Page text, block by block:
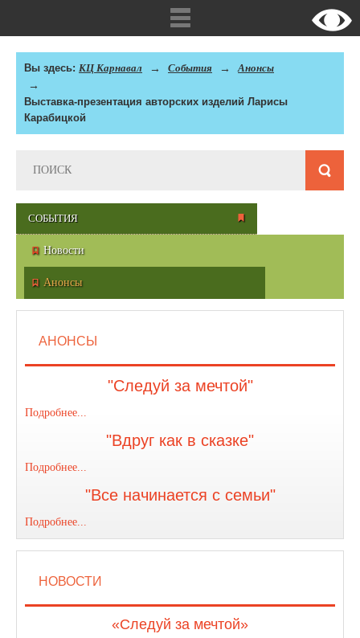
Вы здесь: КЦ Карнавал События Анонсы
Выставка-презентация авторских изделий Ларисы
Карабицкой
СОБЫТИЯ
Новости
Анонсы
АНОНСЫ
"Следуй за мечтой"
Подробнее...
"Вдруг как в сказке"
Подробнее...
"Все начинается с семьи"
Подробнее...
НОВОСТИ
«Следуй за мечтой»